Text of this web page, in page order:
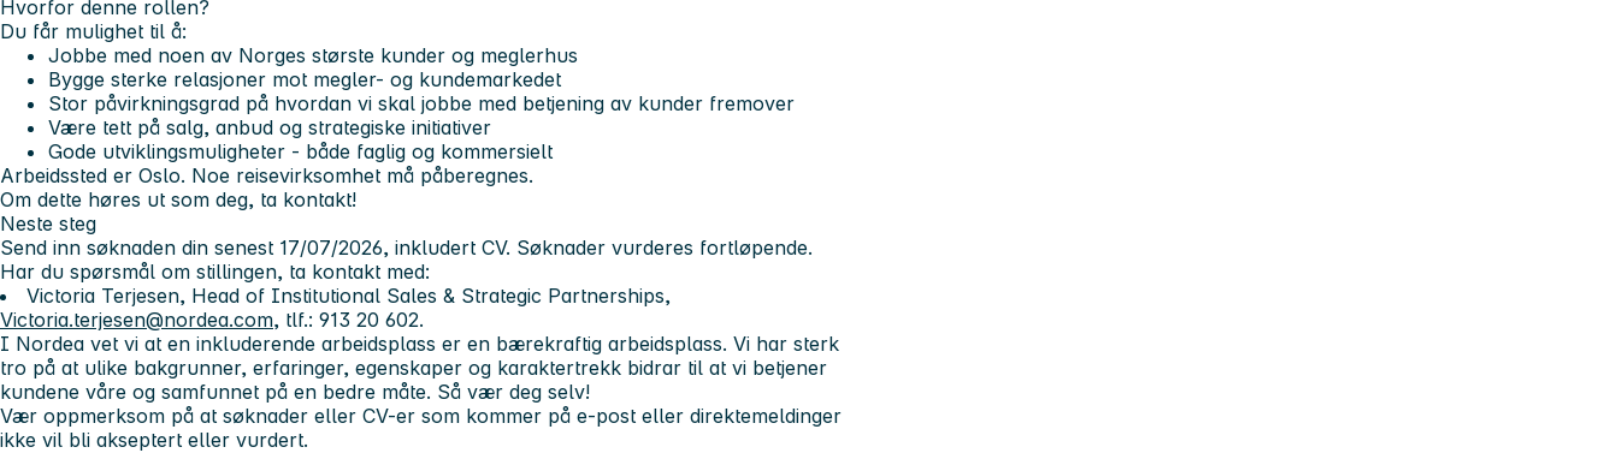
Hvorfor denne rollen?
Du får mulighet til å:
Jobbe med noen av Norges største kunder og meglerhus
Bygge sterke relasjoner mot megler- og kundemarkedet
Stor påvirkningsgrad på hvordan vi skal jobbe med betjening av kunder fremover
Være tett på salg, anbud og strategiske initiativer
Gode utviklingsmuligheter - både faglig og kommersielt
Arbeidssted er Oslo. Noe reisevirksomhet må påberegnes.
Om dette høres ut som deg, ta kontakt!
Neste steg
Send inn søknaden din senest 17/07/2026, inkludert CV. Søknader vurderes fortløpende.
Har du spørsmål om stillingen, ta kontakt med:
Victoria Terjesen, Head of Institutional Sales & Strategic Partnerships,
Victoria.terjesen@nordea.com, tlf.: 913 20 602.
I Nordea vet vi at en inkluderende arbeidsplass er en bærekraftig arbeidsplass. Vi har sterk
tro på at ulike bakgrunner, erfaringer, egenskaper og karaktertrekk bidrar til at vi betjener
kundene våre og samfunnet på en bedre måte. Så vær deg selv!
Vær oppmerksom på at søknader eller CV-er som kommer på e-post eller direktemeldinger
ikke vil bli akseptert eller vurdert.